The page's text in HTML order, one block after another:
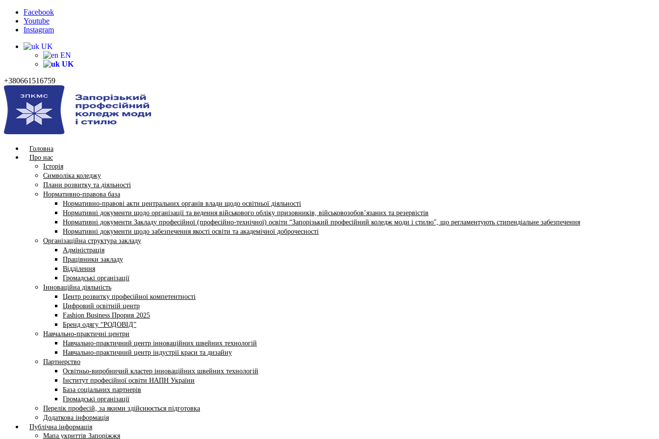
Facebook
Youtube
Instagram
UK
EN
UK
+380661516759
Головна
Про нас
Історія
Символіка коледжу
Плани розвитку та діяльності
Нормативно-правова база
Нормативно-правові акти центральних органів влади щодо освітньої діяльності
Нормативні документи щодо організації та ведення військового обліку призовників, військовозобов’язаних та резервістів
Нормативні документи Закладу професійної (професійно-технічної) освіти “Запорізький професійний коледж моди і стилю”, що регламентують стипендіальне забезпечення
Нормативні документи щодо забезпечення якості освіти та академічної доброчесності
Організаційна структура закладу
Адміністрація
Працівники закладу
Відділення
Громадські організації
Інноваційна діяльність
Центр розвитку професійної компетентності
Цифровий освітній центр
Fashion Business Прорив 2025
Бренд одягу “РОДОВІД”
Навчально-практичні центри
Навчально-практичний центр інноваційних швейних технологій
Навчально-практичний центр індустрії краси та дизайну
Партнерство
Освітньо-виробничий кластер інноваційних швейних технологій
Інститут професійної освіти НАПН України
База соціальних партнерів
Громадські організації
Перелік професій, за якими здійснюється підготовка
Додаткова інформація
Публічна інформація
Мапа укриттів Запоріжжя